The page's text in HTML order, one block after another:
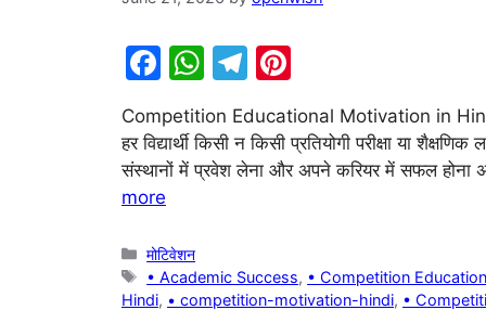
F
c
e
b
o
o
W
at
s
p
T
e
gr
er
e
Competition Educational Motivation in
हर विद्यार्थी किसी न किसी प्रतियोगी परीक्षा या
संस्थानों में प्रवेश लेना और अपने करियर में सफल होना
more
Categories
मोटिवेशन
Tags
• Academic Success, • Competition
Hindi, • competition-motivation-hindi, •